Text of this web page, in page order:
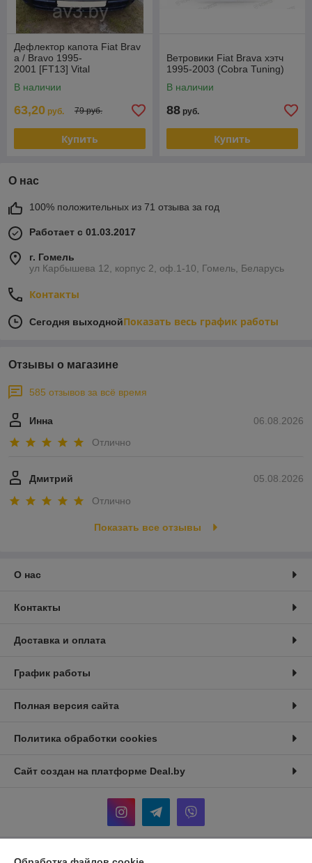
Дефлектор капота Fiat Brav
a / Bravo 1995-
2001 [FT13] Vital
В наличии
63,20 руб. 79 руб.
Купить
Ветровики Fiat Brava хэтч
1995-2003 (Cobra Tuning)
В наличии
88 руб.
Купить
О нас
100% положительных из 71 отзыва за год
Работает с 01.03.2017
г. Гомель
ул Карбышева 12, корпус 2, оф.1-10, Гомель, Беларусь
Контакты
Сегодня выходнойПоказать весь график работы
Отзывы о магазине
585 отзывов за всё время
06.08.2026
Инна
Отлично
05.08.2026
Дмитрий
Отлично
Показать все отзывы
О нас
Контакты
Доставка и оплата
График работы
Полная версия сайта
Политика обработки cookies
Сайт создан на платформе Deal.by